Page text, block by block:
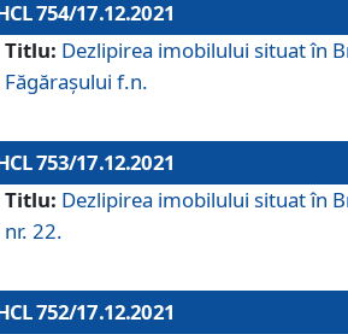
754/17.12.2021
Titlu: Dezlipirea imobilului situat în
Făgărașului f.n.
753/17.12.2021
Titlu: Dezlipirea imobilului situat în
nr. 22.
752/17.12.2021